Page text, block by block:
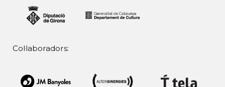
Col·laboradors: